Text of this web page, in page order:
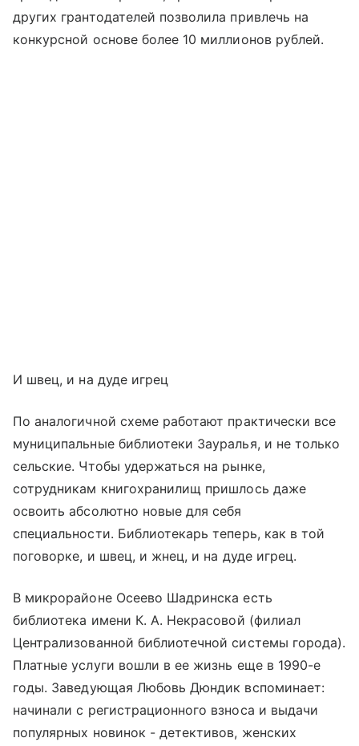
других грантодателей позволила привлечь на
конкурсной основе более 10 миллионов рублей.
И швец, и на дуде игрец
По аналогичной схеме работают практически все
муниципальные библиотеки Зауралья, и не только
сельские. Чтобы удержаться на рынке,
сотрудникам книгохранилищ пришлось даже
освоить абсолютно новые для себя
специальности. Библиотекарь теперь, как в той
поговорке, и швец, и жнец, и на дуде игрец.
В микрорайоне Осеево Шадринска есть
библиотека имени К. А. Некрасовой (филиал
Централизованной библиотечной системы города).
Платные услуги вошли в ее жизнь еще в 1990-е
годы. Заведующая Любовь Дюндик вспоминает:
начинали с регистрационного взноса и выдачи
популярных новинок - детективов, женских